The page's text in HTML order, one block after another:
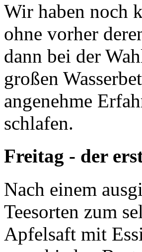
Wir haben noch
ohne vorher
dann bei der
großen
angenehme
schlafen.
Freitag - der
Nach einem
Teesorten zum
Apfelsaft mit